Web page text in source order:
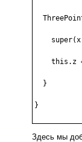
this.z
  }
}
Здесь мы